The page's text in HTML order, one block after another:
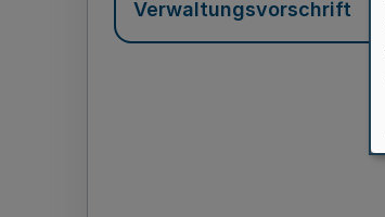
Verwaltungsvorschrift